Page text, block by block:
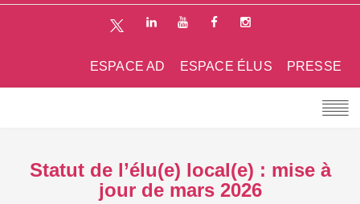
PRESSE
ESPACE ÉLUS
ESPACE AD
Statut de l’élu(e) local(e) : mise à
jour de mars 2026